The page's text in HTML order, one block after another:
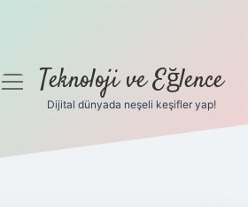
menüyüTeknoloji ve Eğlence
Dijital dünyada neşeli keşifler yap!